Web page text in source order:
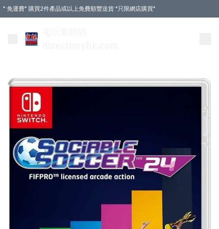
* 免運費* 購買2件產品或以上免費順豐送貨 *只限網店購買*